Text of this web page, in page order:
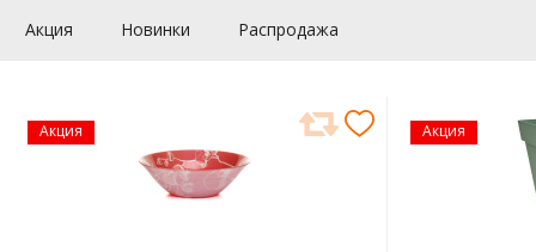
Акция Новинки Распродажа
Акция Акция